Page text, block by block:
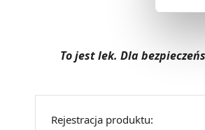
To jest lek. Dla
Rejestracja produktu: